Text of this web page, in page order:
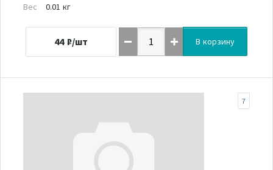
Вес
0.01 кг
44 ₽/шт В корзину
7